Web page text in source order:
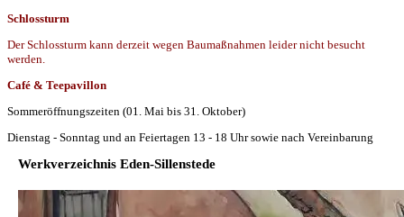
Schlossturm
Der Schlossturm kann derzeit wegen Baumaßnahmen leider nicht besucht
werden.
Café & Teepavillon
Sommeröffnungszeiten (01. Mai bis 31. Oktober)
Dienstag - Sonntag und an Feiertagen 13 - 18 Uhr sowie nach Vereinbarung
Werkverzeichnis Eden-Sillenstede